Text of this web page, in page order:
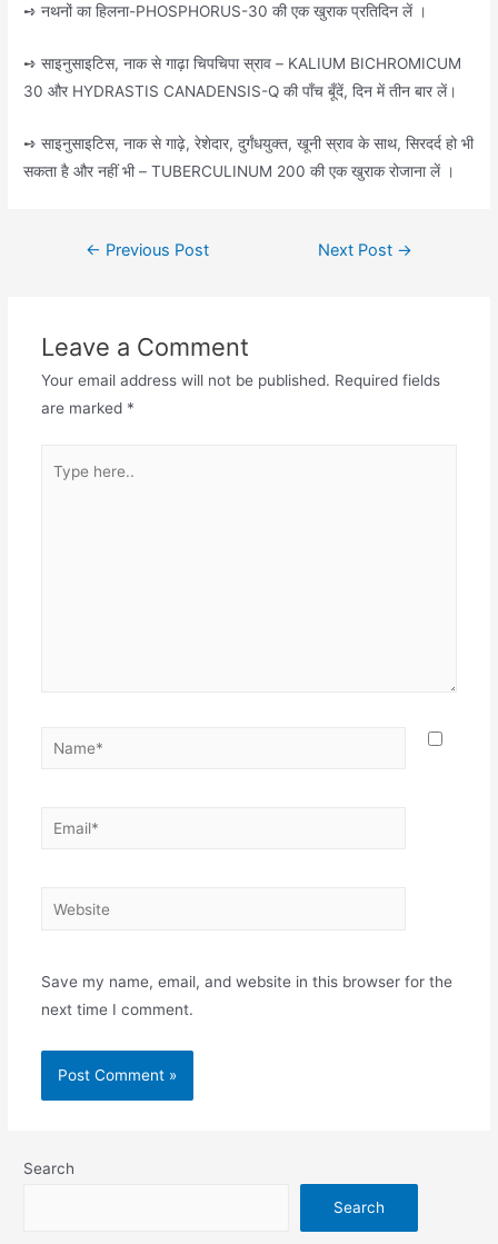
➺ नथनों का हिलना-PHOSPHORUS-30 की एक खुराक प्रतिदिन लें ।
➺ साइनुसाइटिस, नाक से गाढ़ा चिपचिपा स्राव – KALIUM BICHROMICUM
30 और HYDRASTIS CANADENSIS-Q की पाँच बूँदें, दिन में तीन बार लें।
➺ साइनुसाइटिस, नाक से गाढ़े, रेशेदार, दुर्गंधयुक्त, खूनी स्राव के साथ, सिरदर्द हो भी
सकता है और नहीं भी – TUBERCULINUM 200 की एक खुराक रोजाना लें ।
Post← Previous Post Next Post →
Leave a Comment
Your email address will not be published. Required fields
are marked *
here..
Name*
Email*
Website
Save my name, email, and website in this browser for the
next time I comment.
Search
Search